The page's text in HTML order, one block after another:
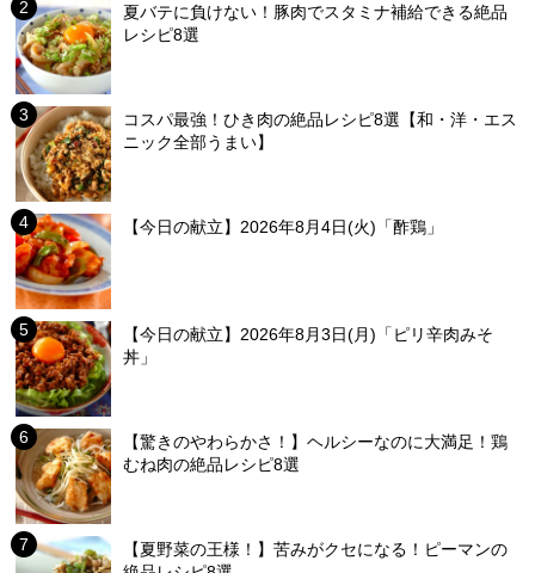
夏バテに負けない！豚肉でスタミナ補給できる絶品
レシピ8選
コスパ最強！ひき肉の絶品レシピ8選【和・洋・エス
ニック全部うまい】
【今日の献立】2026年8月4日(火)「酢鶏」
【今日の献立】2026年8月3日(月)「ピリ辛肉みそ
丼」
【驚きのやわらかさ！】ヘルシーなのに大満足！鶏
むね肉の絶品レシピ8選
【夏野菜の王様！】苦みがクセになる！ピーマンの